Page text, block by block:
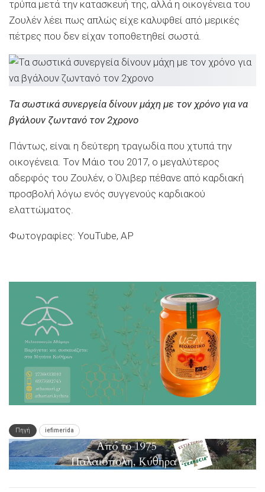
τρύπα μετά την κατασκευή της, αλλά η οικογένεια του
Ζουλέν λέει πως απλώς είχε καλυφθεί από μερικές
πέτρες που δεν είχαν τοποθετηθεί σωστά.
Τα σωστικά συνεργεία δίνουν μάχη με τον χρόνο για να
βγάλουν ζωντανό τον 2χρονο
Πάντως, είναι η δεύτερη τραγωδία που χτυπά την
οικογένεια. Τον Μάιο του 2017, ο μεγαλύτερος
αδερφός του Ζουλέν, ο Όλιβερ πέθανε από καρδιακή
προσβολή λόγω ενός συγγενούς καρδιακού
ελαττώματος.
Φωτογραφίες: YouTube, AP
Πηγή iefimerida